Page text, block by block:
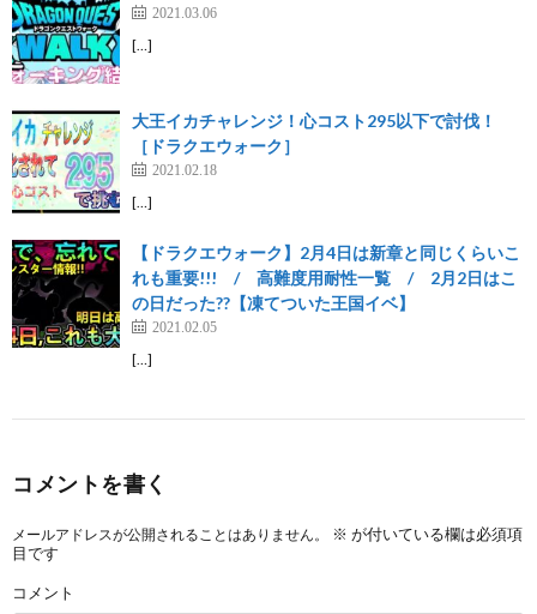
2021.03.06
[…]
大王イカチャレンジ！心コスト295以下で討伐！
［ドラクエウォーク］
2021.02.18
[…]
【ドラクエウォーク】2月4日は新章と同じくらいこ
れも重要!!! / 高難度用耐性一覧 / 2月2日はこ
の日だった??【凍てついた王国イベ】
2021.02.05
[…]
コメントを書く
メールアドレスが公開されることはありません。 ※ が付いている欄は必須項
目です
コメント